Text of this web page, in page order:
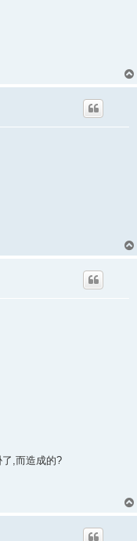
,而造成的?